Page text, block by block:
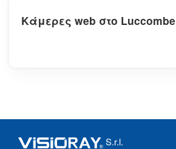
Κάμερες web στο Luccombe
S.r.l.